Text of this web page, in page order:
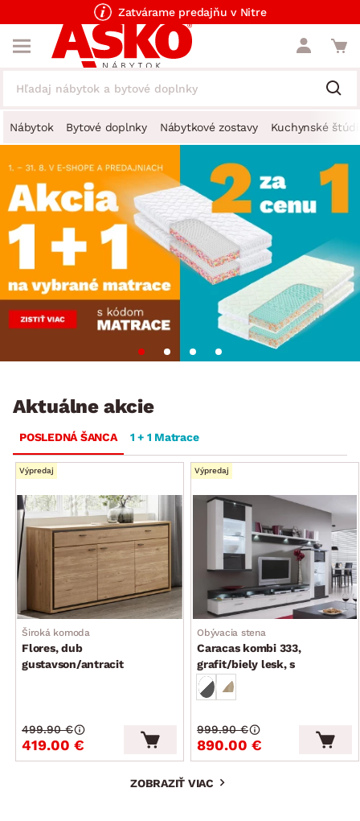
Zatvárame predajňu v Nitre
Nábytok Bytové doplnky Nábytkové zostavy Kuchynské
Aktuálne akcie
POSLEDNÁ ŠANCA 1 + 1 Matrace
Výpredaj
Široká komoda
Flores, dub
gustavson/antracit
419.00 €
499.90 €
Výpredaj
Obývacia stena
Caracas kombi 333,
grafit/biely lesk, s
osvetlením
890.00 €
999.90 €
ZOBRAZIŤ VIAC